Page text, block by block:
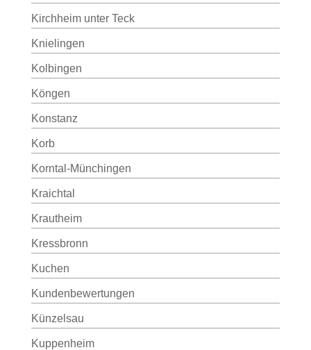
Kirchheim unter Teck
Knielingen
Kolbingen
Köngen
Konstanz
Korb
Korntal-Münchingen
Kraichtal
Krautheim
Kressbronn
Kuchen
Kundenbewertungen
Künzelsau
Kuppenheim